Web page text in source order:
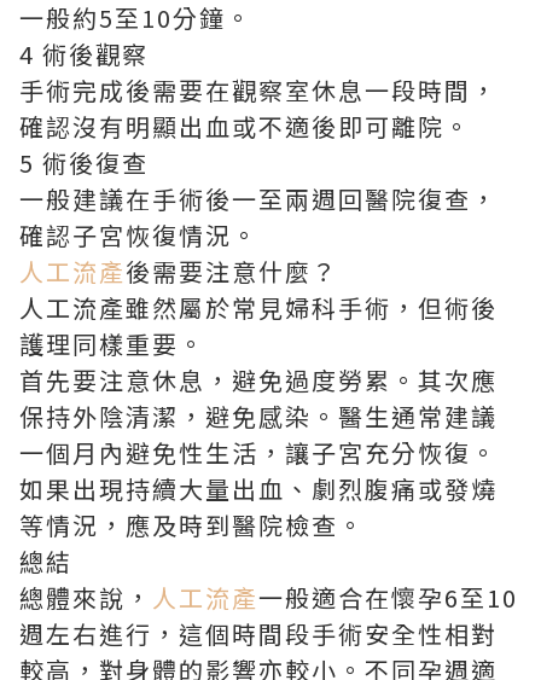
一般約5至10分鐘。
4 術後觀察
手術完成後需要在觀察室休息一段時間，
確認沒有明顯出血或不適後即可離院。
5 術後復查
一般建議在手術後一至兩週回醫院復查，
確認子宮恢復情況。
人工流產後需要注意什麼？
人工流產雖然屬於常見婦科手術，但術後
護理同樣重要。
首先要注意休息，避免過度勞累。其次應
保持外陰清潔，避免感染。醫生通常建議
一個月內避免性生活，讓子宮充分恢復。
如果出現持續大量出血、劇烈腹痛或發燒
等情況，應及時到醫院檢查。
總結
總體來說， 人工流產一般適合在懷孕6至10
週左右進行，這個時間段手術安全性相對
較高，對身體的影響亦較小。不同孕週適